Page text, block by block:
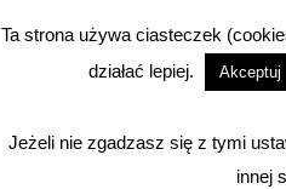
Ta strona używa ciasteczek
działać lepiej.
Akceptuj
Jeżeli nie zgadzasz się z tymi
innej